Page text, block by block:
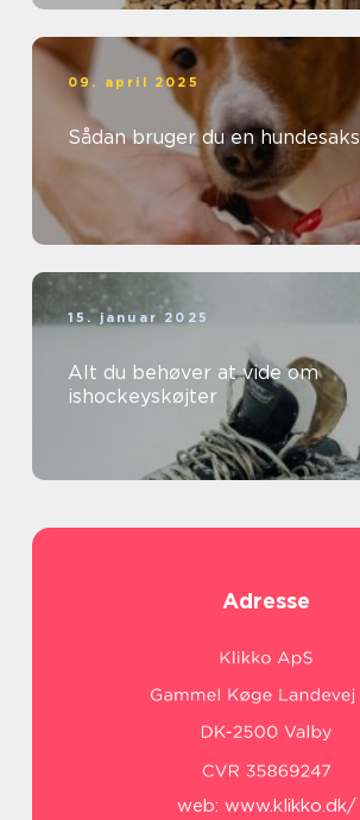
09. april 2025
Sådan bruger du en hundesaks
15. januar 2025
Alt du behøver at vide om
ishockeyskøjter
Adresse
web: www.klikko.dk/